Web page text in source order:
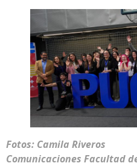
Fotos: Camila Riveros
Comunicaciones Facultad